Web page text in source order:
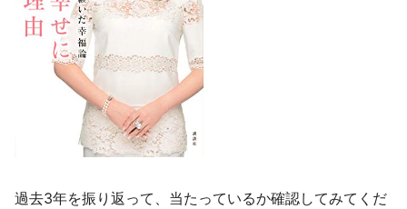
過去3年を振り返って、当たっているか確認してみてくだ